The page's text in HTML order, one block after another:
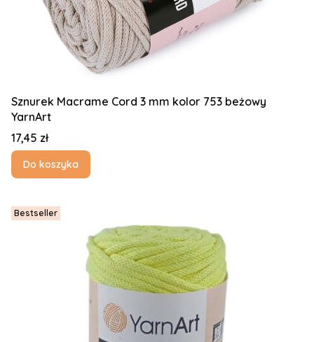
Sznurek Macrame Cord 3 mm kolor 753 beżowy
YarnArt
Cena
17,45 zł
Do koszyka
Bestseller